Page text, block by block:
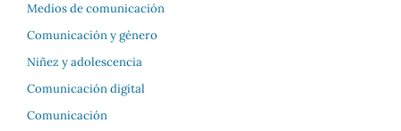
Medios de comunicación
Comunicación y género
Niñez y adolescencia
Comunicación digital
Comunicación